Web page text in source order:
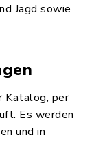
Jagd sowie
Katalog, per
Es werden
und in